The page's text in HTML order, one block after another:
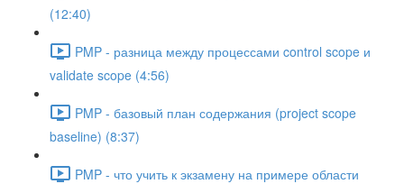
(12:40)
PMP - разница между процессами control scope и
validate scope (4:56)
PMP - базовый план содержания (project scope
baseline) (8:37)
PMP - что учить к экзамену на примере области